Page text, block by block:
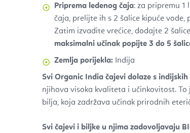
Priprema ledenog čaja: za pripremu 1
čaja, prelijte ih s 2 šalice kipuće
Zatim izvadite vrećice, dodajte 2
maksimalni učinak popijte 3 do 5
Zemlja porijekla: Indija
Svi Organic India čajevi dolaze s
njihova visoka kvaliteta i učinkovitost.
bilja, koja zadržava učinak prirodnih
Svi čajevi i biljke u njima zadovoljavaju